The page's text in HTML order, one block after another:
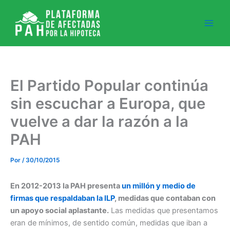
contenido
El Partido Popular continúa
sin escuchar a Europa, que
vuelve a dar la razón a la
PAH
Por /30/10/2015
En 2012-2013 la PAH presentaun millón y medio de
firmas que respaldaban la ILP, medidas que contaban con
un apoyo social aplastante. Las medidas que presentamos
eran de mínimos, de sentido común, medidas que iban a